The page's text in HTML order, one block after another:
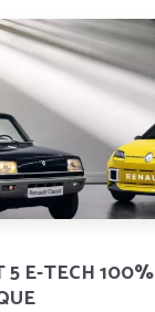
5 E-TECH 100%